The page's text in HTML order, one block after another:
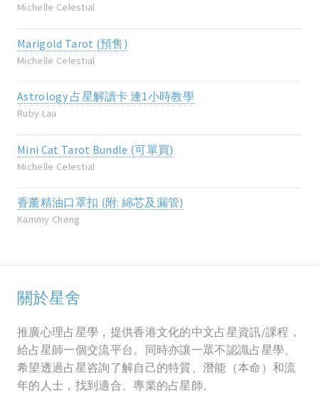
Michelle Celestial
Marigold Tarot (預售)
Michelle Celestial
Astrology 占星解讀卡 連1小時教學
Ruby Lau
Mini Cat Tarot Bundle (可單買)
Michelle Celestial
香薰精油口罩扣 (附: 綿芯及漏管)
Kammy Cheng
關於星舍
推廣心理占星學，提供香港文化的中文占星資訊/課程，
給占星師一個交流平台。同時亦讓一眾不認識占星學、
希望透過占星咨詢了解自己的特質、潛能（本命）和流
年的人士，找到適合、專業的占星師。